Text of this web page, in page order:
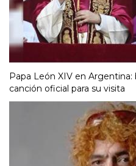
Papa León XIV en Argentina:
canción oficial para su visita